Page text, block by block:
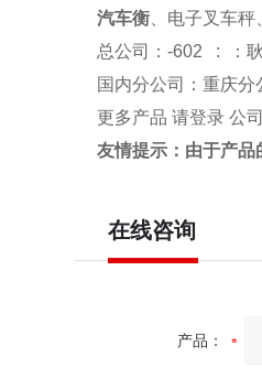
汽车衡 、电子叉车
总公司
：-602 : ：
国内分公司：重庆
更多产品 请登录 公司
友情提示：由于产品
在线咨询
产品：